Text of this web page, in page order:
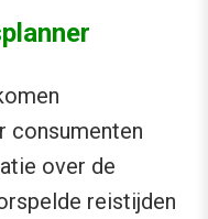
consumenten
over de
reistijden